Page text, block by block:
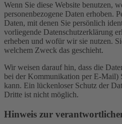
Wenn Sie diese Website benutzen,
personenbezogene Daten erhoben.
Daten, mit denen Sie persönlich
vorliegende Datenschutzerklärung
erheben und wofür wir sie nutzen.
welchem Zweck das geschieht.
Wir weisen darauf hin, dass die
bei der Kommunikation per E-Mail)
kann. Ein lückenloser Schutz der
Dritte ist nicht möglich.
Hinweis zur